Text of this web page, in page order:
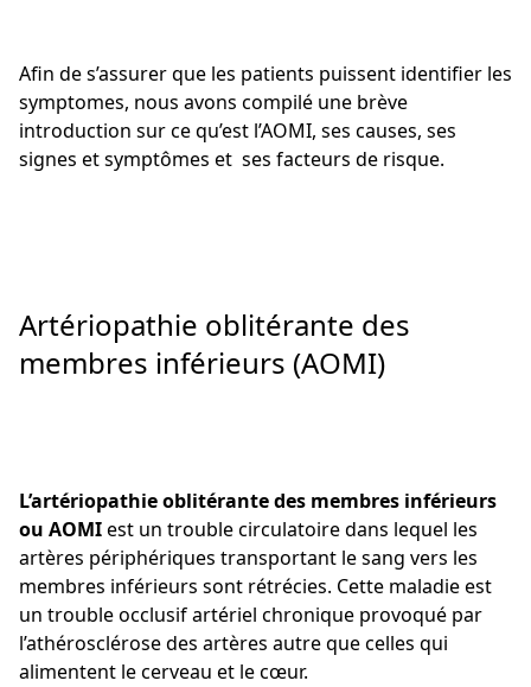
Afin de s’assurer que les patients puissent identifier les
symptomes, nous avons compilé une brève
introduction sur ce qu’est l’AOMI, ses causes, ses
signes et symptômes et ses facteurs de risque.
Artériopathie oblitérante des
membres inférieurs (AOMI)
L’artériopathie oblitérante des membres inférieurs
ou AOMIest un trouble circulatoire dans lequel les
artères périphériques transportant le sang vers les
membres inférieurs sont rétrécies. Cette maladie est
un trouble occlusif artériel chronique provoqué par
l’athérosclérose des artères autre que celles qui
alimentent le cerveau et le cœur.